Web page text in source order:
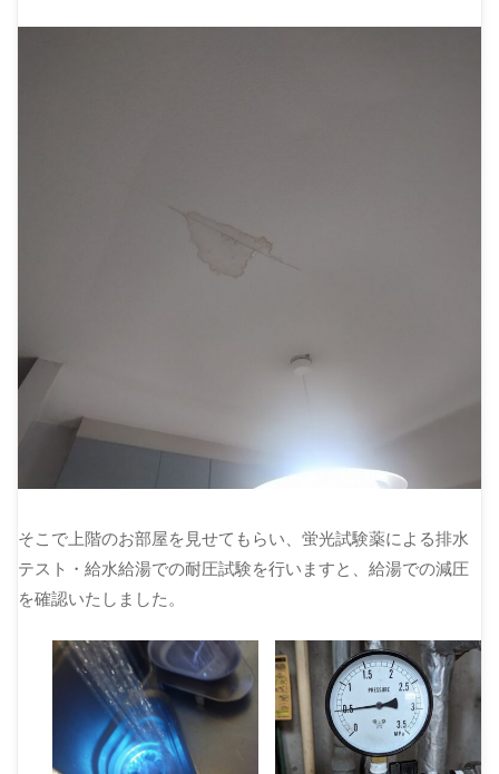
そこで上階のお部屋を見せてもらい、蛍光試験薬による排水
テスト・給水給湯での耐圧試験を行いますと、給湯での減圧
を確認いたしました。